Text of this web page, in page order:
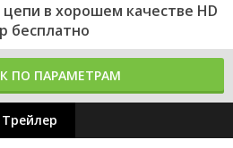
в хорошем качестве HD
бесплатно
ПО ПАРАМЕТРАМ
Трейлер